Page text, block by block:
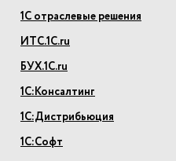
1С отраслевые решения
ИТС.1С.ru
БУХ.1С.ru
1С:Консалтинг
1С:Дистрибьюция
1С:Софт